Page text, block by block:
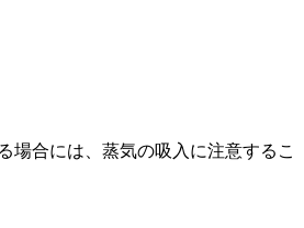
合には、蒸気の吸入に注意するこ